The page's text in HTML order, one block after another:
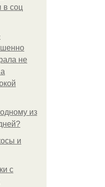
в соц
не
из
и
с